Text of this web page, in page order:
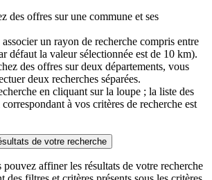
des offres sur une commune et ses
un rayon de recherche compris entre
défaut la valeur sélectionnée est de 10 km).
des offres sur deux départements, vous
deux recherches séparées.
en cliquant sur la loupe ; la liste des
à vos critères de recherche est
de votre recherche
pouvez affiner les résultats de votre recherche